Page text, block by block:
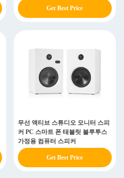
Get Best Price
무선 액티브 스튜디오 모니터 스피
커 PC 스마트 폰 태블릿 블루투스
가정용 컴퓨터 스피커
Get Best Price